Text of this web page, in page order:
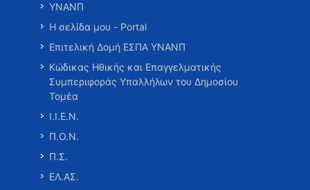
ΥΝΑΝΠ
Η σελίδα μου - Portal
Επιτελική Δομή ΕΣΠΑ ΥΝΑΝΠ
Κώδικας Ηθικής και Επαγγελματικής
Συμπεριφοράς Υπαλλήλων του Δημοσίου
Τομέα
Ι.Ι.Ε.Ν.
Π.Ο.Ν.
Π.Σ.
ΕΛ.ΑΣ.